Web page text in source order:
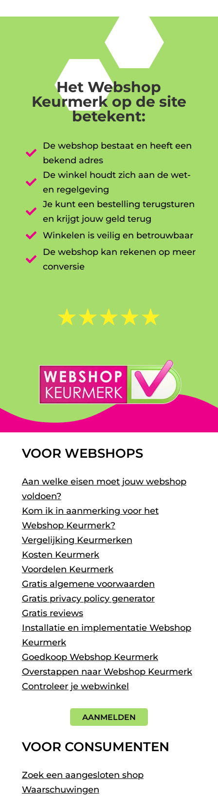
Het Webshop
Keurmerk op de site
betekent:

De webshop bestaat en heeft een
bekend adres

De winkel houdt zich aan de wet-
en regelgeving

Je kunt een bestelling terugsturen
en krijgt jouw geld terug

Winkelen is veilig en betrouwbaar

De webshop kan rekenen op meer
conversie
☆☆☆☆☆
VOOR WEBSHOPS
Aan welke eisen moet jouw webshop
voldoen?
Kom ik in aanmerking voor het
Webshop Keurmerk?
Vergelijking Keurmerken
Kosten Keurmerk
Voordelen Keurmerk
Gratis algemene voorwaarden
Gratis privacy policy generator
Gratis reviews
Installatie en implementatie Webshop
Keurmerk
Goedkoop Webshop Keurmerk
Overstappen naar Webshop Keurmerk
Controleer je webwinkel
AANMELDEN
VOOR CONSUMENTEN
Zoek een aangesloten shop
Waarschuwingen